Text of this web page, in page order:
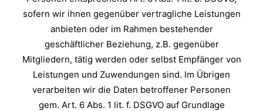
sofern wir ihnen gegenüber vertragliche Leistungen
anbieten oder im Rahmen bestehender
geschäftlicher Beziehung, z.B. gegenüber
Mitgliedern, tätig werden oder selbst Empfänger von
Leistungen und Zuwendungen sind. Im Übrigen
verarbeiten wir die Daten betroffener Personen
gem. Art. 6 Abs. 1 lit. f. DSGVO auf Grundlage